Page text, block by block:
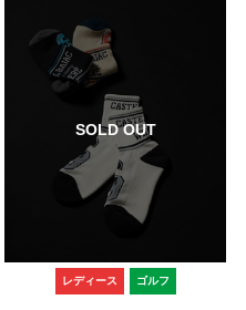
SOLD OUT
レディース ゴルフ